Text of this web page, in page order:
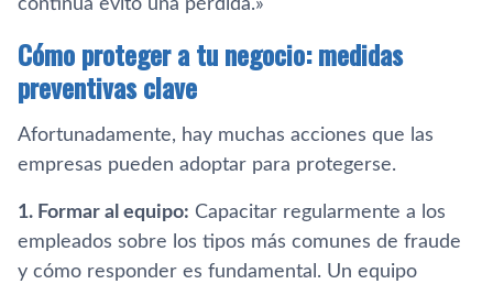
continua evitó una pérdida.»
Cómo proteger a tu negocio: medidas
preventivas clave
Afortunadamente, hay muchas acciones que las
empresas pueden adoptar para protegerse.
1. Formar al equipo: Capacitar regularmente a los
empleados sobre los tipos más comunes de fraude
y cómo responder es fundamental. Un equipo